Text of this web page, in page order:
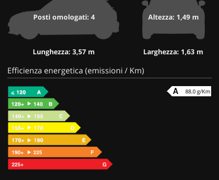
Posti omologati: 4
Lunghezza: 3,57 m
Altezza: 1,49 m
Larghezza: 1,63 m
Efficienza energetica (emissioni / Km)
88.0 g/Km